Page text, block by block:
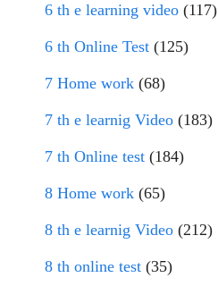
6 th e learning video (117)
6 th Online Test (125)
7 Home work (68)
7 th e learnig Video (183)
7 th Online test (184)
8 Home work (65)
8 th e learnig Video (212)
8 th online test (35)